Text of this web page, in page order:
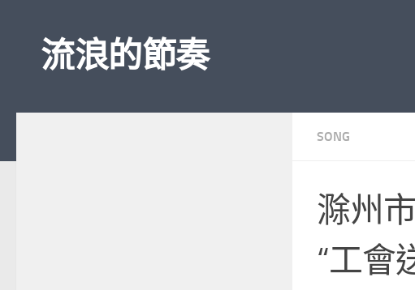
流浪的節奏
SONG
滁州
“工會